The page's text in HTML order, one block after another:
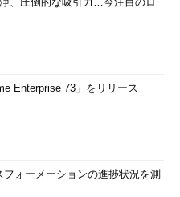
Enterprise 73」をリリース
ォーメーションの進捗状況を測